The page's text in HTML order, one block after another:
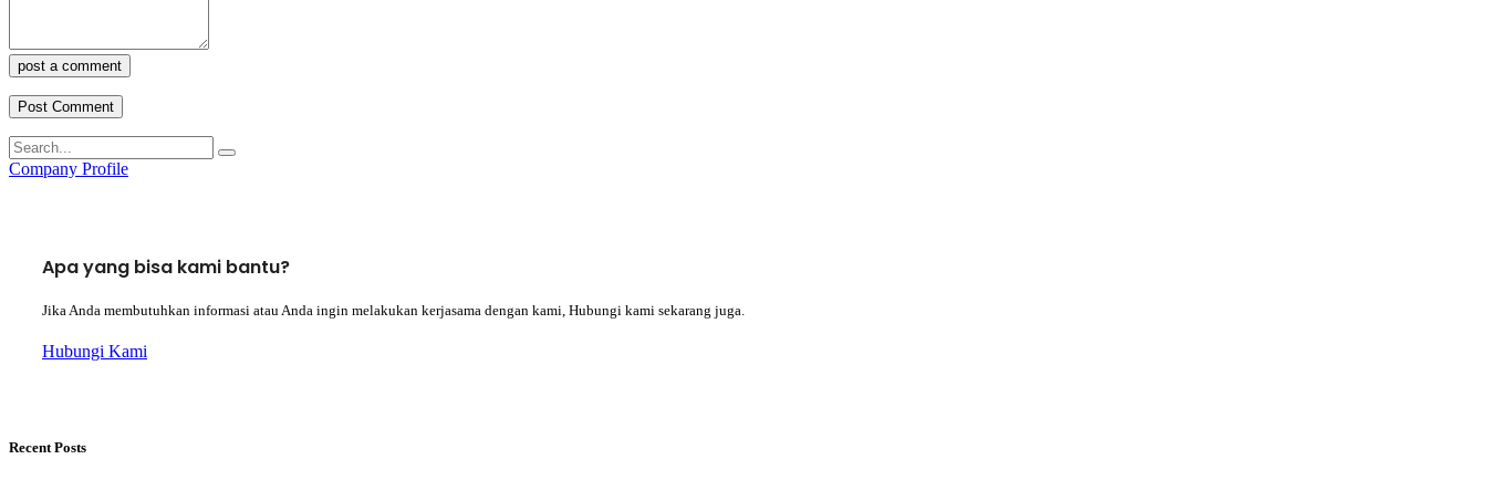
post a comment
Company Profile
Apa yang bisa kami bantu?
Jika Anda membutuhkan informasi atau Anda ingin melakukan kerjasama dengan kami, Hubungi kami sekarang juga.
Hubungi Kami
Recent Posts